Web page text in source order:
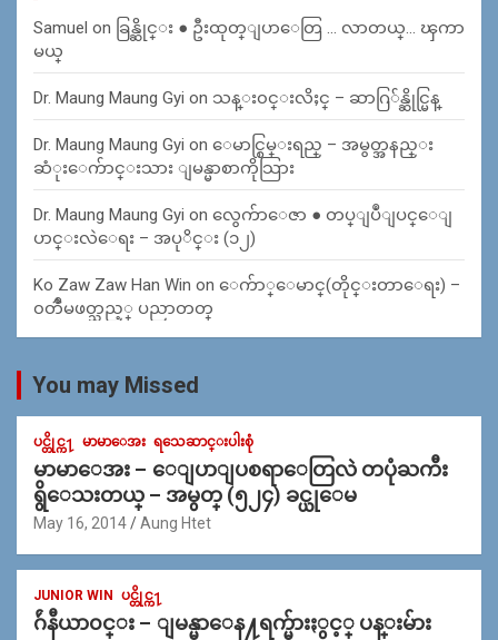
Samuel on ခြန္ဆိုင္း ● ဦးထုတ္ျပာေတြ … လာတယ္… ၾကာ
မယ္
Dr. Maung Maung Gyi on သန္း၀င္းလိႈင္ – ဆာဂြ်န္ဆိုင္မြန္
Dr. Maung Maung Gyi on ေမာင္စြမ္းရည္ – အမွတ္အနည္း
ဆံုးေက်ာင္းသား ျမန္မာစာကိုသြား
Dr. Maung Maung Gyi on လွေက်ာေဇာ ● တပ္ျပဳျပင္ေျ
ပာင္းလဲေရး – အပုိင္း (၁၂)
Ko Zaw Zaw Han Win on ေက်ာ္ေမာင္(တိုင္းတာေရး) –
၀တၳဳမဖတ္သည့္ ပညာတတ္
You may Missed
ပင္တိုင္က႑ မာမာေအး ရသေဆာင္းပါးစုံ
မာမာေအး – ေျပာျပစရာေတြလဲ တပုံႀကီး
ရွိေသးတယ္ – အမွတ္ (၅၂၄) ခင္ယုေမ
May 16, 2014 Aung Htet
JUNIOR WIN ပင္တိုင္က႑
ဂ်ဴနီယာ၀င္း – ျမန္မာေန႔ရက္မ်ားႏွင့္ ပန္းမ်ား